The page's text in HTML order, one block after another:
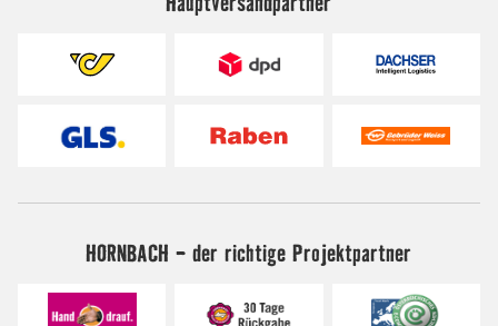
HORNBACH - der richtige Projektpartner